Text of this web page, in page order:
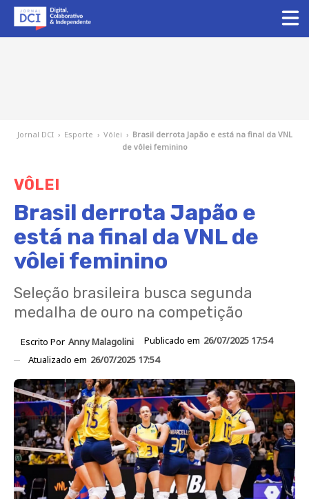
Jornal DCI › Esporte › Vôlei › Brasil derrota Japão e está na final da VNL
de vôlei feminino
VÔLEI
Brasil derrota Japão e
está na final da VNL de
vôlei feminino
Seleção brasileira busca segunda
medalha de ouro na competição
Escrito Por Anny Malagolini Publicado em 26/07/2025 17:54
Atualizado em 26/07/2025 17:54